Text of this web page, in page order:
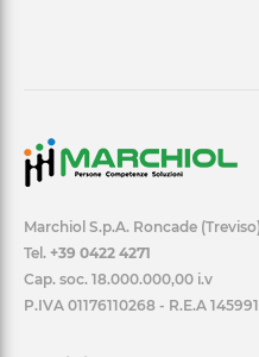
Marchiol S.p.A. Roncade
Tel. +39 0422 4271
Cap. soc. 18.000.000,00 i.v
P.IVA 01176110268 - R.E.A 145991